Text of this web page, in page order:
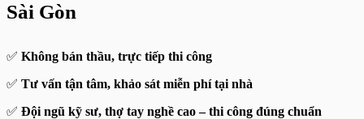
Sài Gòn
✅ Không bán thầu, trực tiếp thi công
✅ Tư vấn tận tâm, khảo sát miễn phí tại nhà
✅ Đội ngũ kỹ sư, thợ tay nghề cao – thi công đúng chuẩn